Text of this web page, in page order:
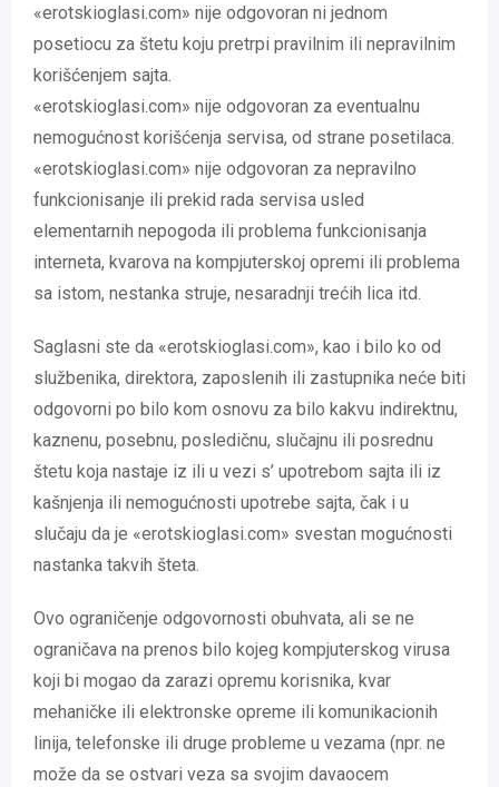
«erotskioglasi.com» nije odgovoran ni jednom
posetiocu za štetu koju pretrpi pravilnim ili nepravilnim
korišćenjem sajta.
«erotskioglasi.com» nije odgovoran za eventualnu
nemogućnost korišćenja servisa, od strane posetilaca.
«erotskioglasi.com» nije odgovoran za nepravilno
funkcionisanje ili prekid rada servisa usled
elementarnih nepogoda ili problema funkcionisanja
interneta, kvarova na kompjuterskoj opremi ili problema
sa istom, nestanka struje, nesaradnji trećih lica itd.
Saglasni ste da «erotskioglasi.com», kao i bilo ko od
službenika, direktora, zaposlenih ili zastupnika neće biti
odgovorni po bilo kom osnovu za bilo kakvu indirektnu,
kaznenu, posebnu, posledičnu, slučajnu ili posrednu
štetu koja nastaje iz ili u vezi s’ upotrebom sajta ili iz
kašnjenja ili nemogućnosti upotrebe sajta, čak i u
slučaju da je «erotskioglasi.com» svestan mogućnosti
nastanka takvih šteta.
Ovo ograničenje odgovornosti obuhvata, ali se ne
ograničava na prenos bilo kojeg kompjuterskog virusa
koji bi mogao da zarazi opremu korisnika, kvar
mehaničke ili elektronske opreme ili komunikacionih
linija, telefonske ili druge probleme u vezama (npr. ne
može da se ostvari veza sa svojim davaocem